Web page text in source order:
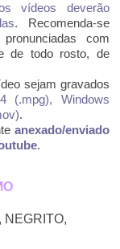
vídeos deverão
. Recomenda-se
com
de todo rosto, de
sejam gravados
(.mpg), Windows
.
anexado/enviado
.
NEGRITO,